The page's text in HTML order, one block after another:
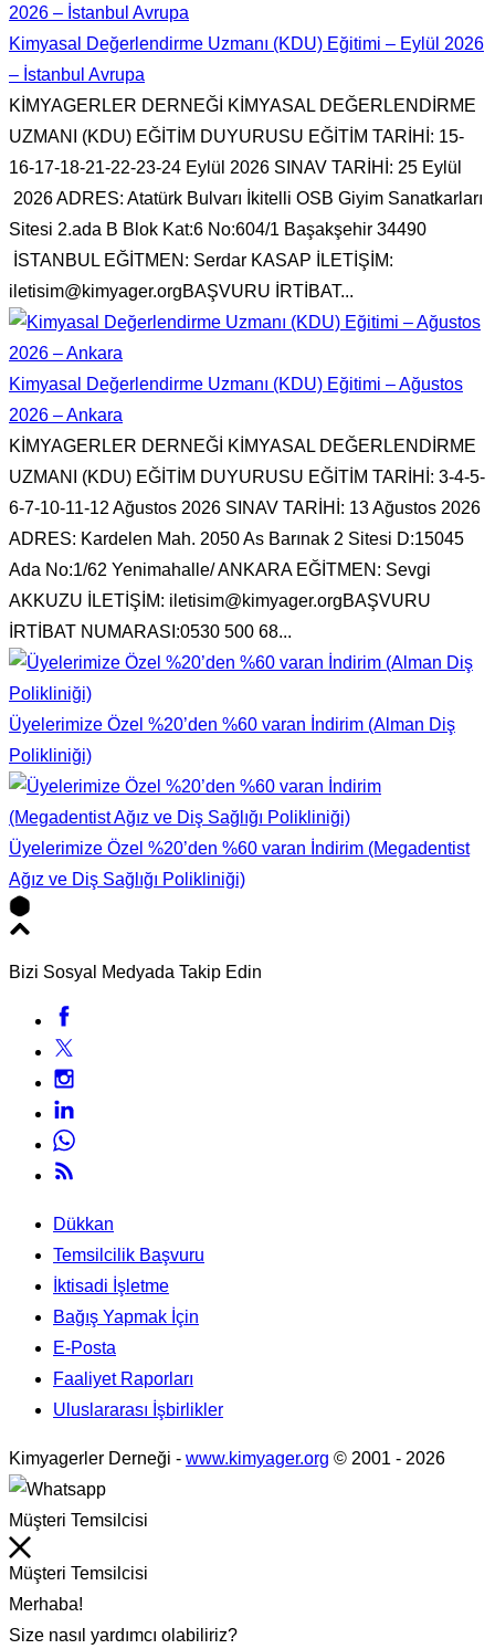
Kimyasal Değerlendirme Uzmanı (KDU) Eğitimi – Eylül 2026
– İstanbul Avrupa
KİMYAGERLER DERNEĞİ KİMYASAL DEĞERLENDİRME
UZMANI (KDU) EĞİTİM DUYURUSU EĞİTİM TARİHİ: 15-
16-17-18-21-22-23-24 Eylül 2026 SINAV TARİHİ: 25 Eylül
2026 ADRES: Atatürk Bulvarı İkitelli OSB Giyim Sanatkarları
Sitesi 2.ada B Blok Kat:6 No:604/1 Başakşehir 34490
İSTANBUL EĞİTMEN: Serdar KASAP İLETİŞİM:
iletisim@kimyager.orgBAŞVURU İRTİBAT...
Kimyasal Değerlendirme Uzmanı (KDU) Eğitimi – Ağustos
2026 – Ankara
KİMYAGERLER DERNEĞİ KİMYASAL DEĞERLENDİRME
UZMANI (KDU) EĞİTİM DUYURUSU EĞİTİM TARİHİ: 3-4-5-
6-7-10-11-12 Ağustos 2026 SINAV TARİHİ: 13 Ağustos 2026
ADRES: Kardelen Mah. 2050 As Barınak 2 Sitesi D:15045
Ada No:1/62 Yenimahalle/ ANKARA EĞİTMEN: Sevgi
AKKUZU İLETİŞİM: iletisim@kimyager.orgBAŞVURU
İRTİBAT NUMARASI:0530 500 68...
Üyelerimize Özel %20’den %60 varan İndirim (Alman Diş
Polikliniği)
Üyelerimize Özel %20’den %60 varan İndirim (Megadentist
Ağız ve Diş Sağlığı Polikliniği)
Bizi Sosyal Medyada Takip Edin
Dükkan
Temsilcilik Başvuru
İktisadi İşletme
Bağış Yapmak İçin
E-Posta
Faaliyet Raporları
Uluslararası İşbirlikler
Kimyagerler Derneği - www.kimyager.org © 2001 - 2026
Müşteri Temsilcisi
Müşteri Temsilcisi
Merhaba!
Size nasıl yardımcı olabiliriz?